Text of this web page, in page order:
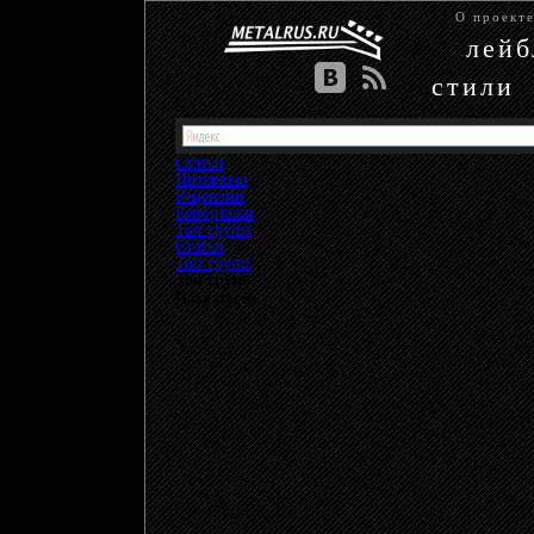
О проекте
стили
Статьи
Интервью
Рецензии
Репортажи
Топ групп
Статьи»
Топ групп
Топ групп
Пока пусто